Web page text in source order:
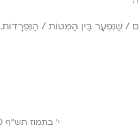
/ שֶׁנִּפְעָר בֵּין הַמִּטּוֹת / הַנִּפְרָדוֹת.
י' בתמוז תש"ף 2.7.2020